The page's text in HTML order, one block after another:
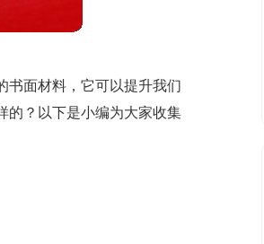
书面材料，它可以提升我们
的？以下是小编为大家收集